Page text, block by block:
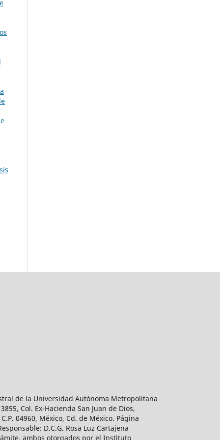
de la Universidad Autónoma Metropolitana
Col. Ex-Hacienda San Juan de Dios,
04960, México, Cd. de México. Página
D.C.G. Rosa Luz Cartajena
ambos otorgados por el Instituto